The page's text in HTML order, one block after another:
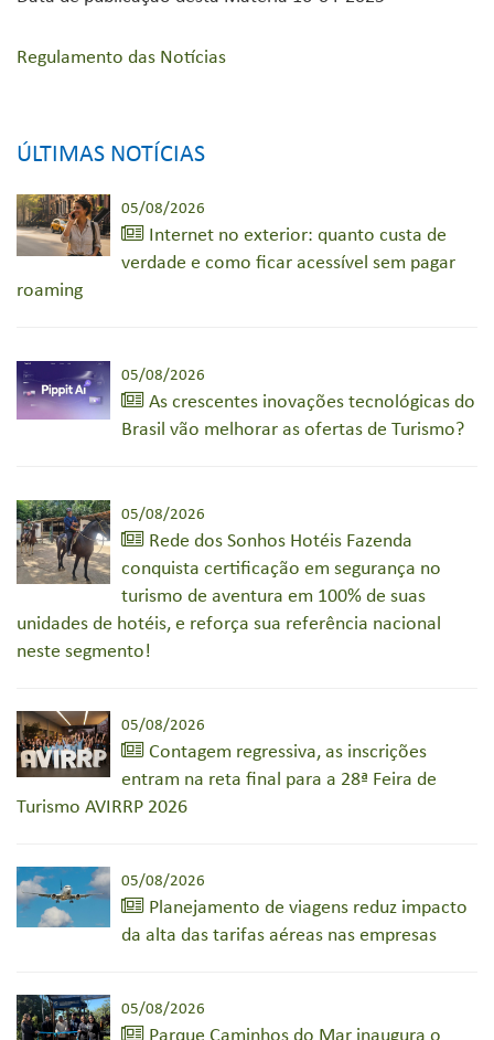
Regulamento das Notícias
ÚLTIMAS NOTÍCIAS
05/08/2026
Internet no exterior: quanto custa de
verdade e como ficar acessível sem pagar
roaming
05/08/2026
As crescentes inovações tecnológicas do
Brasil vão melhorar as ofertas de Turismo?
05/08/2026
Rede dos Sonhos Hotéis Fazenda
conquista certificação em segurança no
turismo de aventura em 100% de suas
unidades de hotéis, e reforça sua referência nacional
neste segmento!
05/08/2026
Contagem regressiva, as inscrições
entram na reta final para a 28ª Feira de
Turismo AVIRRP 2026
05/08/2026
Planejamento de viagens reduz impacto
da alta das tarifas aéreas nas empresas
05/08/2026